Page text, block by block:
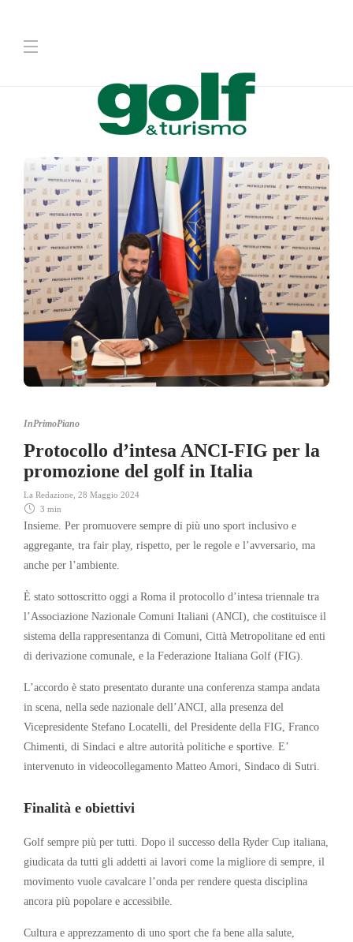
InPrimoPiano
Protocollo d’intesa ANCI-FIG per la
promozione del golf in Italia
La Redazione 28 Maggio 2024
3 min
Insieme. Per promuovere sempre di più uno sport inclusivo e
aggregante, tra fair play, rispetto, per le regole e l’avversario, ma
anche per l’ambiente.
È stato sottoscritto oggi a Roma il protocollo d’intesa triennale tra
l’Associazione Nazionale Comuni Italiani (ANCI), che costituisce il
sistema della rappresentanza di Comuni, Città Metropolitane ed enti
di derivazione comunale, e la Federazione Italiana Golf (FIG).
L’accordo è stato presentato durante una conferenza stampa andata
in scena, nella sede nazionale dell’ANCI, alla presenza del
Vicepresidente Stefano Locatelli, del Presidente della FIG, Franco
Chimenti, di Sindaci e altre autorità politiche e sportive. E’
intervenuto in videocollegamento Matteo Amori, Sindaco di Sutri.
Finalità e obiettivi
Golf sempre più per tutti. Dopo il successo della Ryder Cup italiana,
giudicata da tutti gli addetti ai lavori come la migliore di sempre, il
movimento vuole cavalcare l’onda per rendere questa disciplina
ancora più popolare e accessibile.
Cultura e apprezzamento di uno sport che fa bene alla salute,